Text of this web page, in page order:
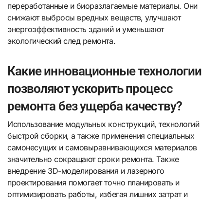
переработанные и биоразлагаемые материалы. Они
снижают выбросы вредных веществ, улучшают
энергоэффективность зданий и уменьшают
экологический след ремонта.
Какие инновационные технологии
позволяют ускорить процесс
ремонта без ущерба качеству?
Использование модульных конструкций, технологий
быстрой сборки, а также применения специальных
самонесущих и самовыравнивающихся материалов
значительно сокращают сроки ремонта. Также
внедрение 3D-моделирования и лазерного
проектирования помогает точно планировать и
оптимизировать работы, избегая лишних затрат и